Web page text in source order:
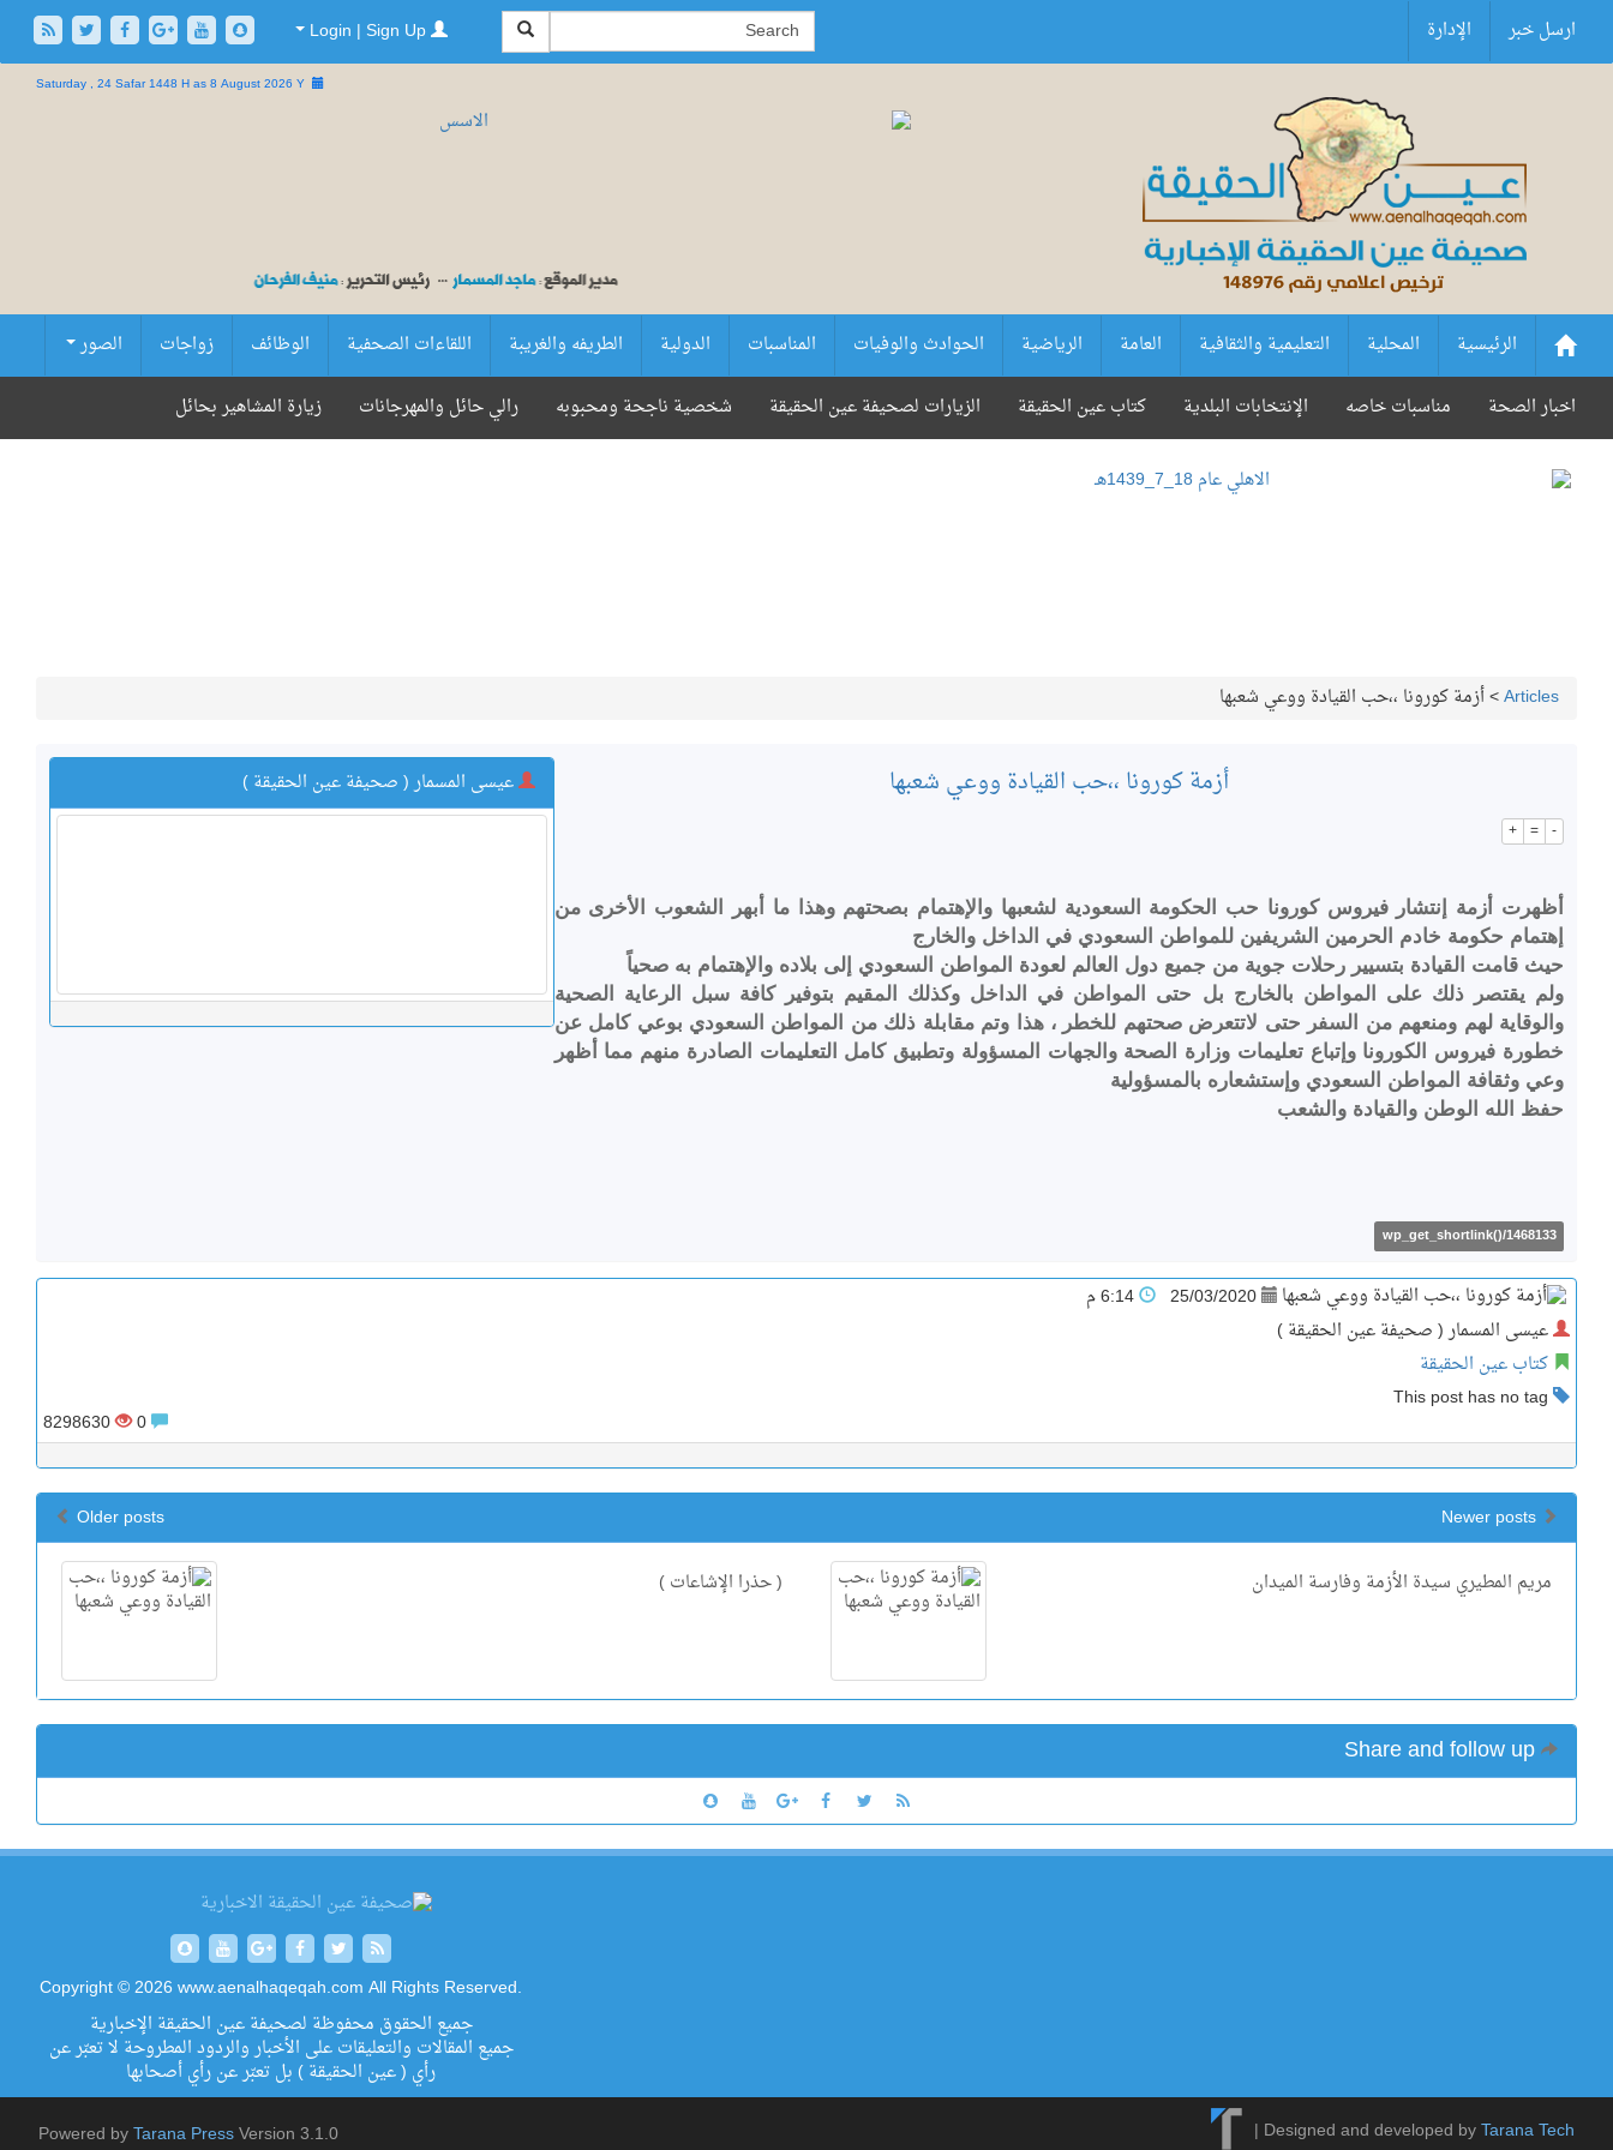
ارسل خبر الإدارة
Saturday , 24 Safar 1448 H as8 August 2026 Y
الرئيسية المحلية التعليمية والثقافية العامة الرياضية الحوادث والوفيات المناسبات الدولية الطريفه والغريبة اللقاءات الصحفية الوظائف زواجات
الصور
زيارة المشاهير بحائل
رالي حائل والمهرجانات شخصية ناجحة ومحبوبه الزيارات لصحيفة عين الحقيقة كتاب عين الحقيقة الإنتخابات البلدية مناسبات خاصه اخبار الصحة
Articles
>أزمة كورونا ،،حب القيادة ووعي شعبها
عيسى المسمار ( صحيفة عين الحقيقة ) أزمة كورونا ،،حب القيادة ووعي شعبها
+ = -
أظهرت أزمة إنتشار فيروس كورونا حب الحكومة السعودية لشعبها والإهتمام بصحتهم وهذا ما أبهر الشعوب الأخرى من
إهتمام حكومة خادم الحرمين الشريفين للمواطن السعودي في الداخل والخارج
حيث قامت القيادة بتسيير رحلات جوية من جميع دول العالم لعودة المواطن السعودي إلى بلاده والإهتمام به صحياً
ولم يقتصر ذلك على المواطن بالخارج بل حتى المواطن في الداخل وكذلك المقيم بتوفير كافة سبل الرعاية الصحية
والوقاية لهم ومنعهم من السفر حتى لاتتعرض صحتهم للخطر ، هذا وتم مقابلة ذلك من المواطن السعودي بوعي كامل عن
خطورة فيروس الكورونا وإتباع تعليمات وزارة الصحة والجهات المسؤولة وتطبيق كامل التعليمات الصادرة منهم مما أظهر
وعي وثقافة المواطن السعودي وإستشعاره بالمسؤولية
حفظ الله الوطن والقيادة والشعب
wp_get_shortlink()/1468133
25/03/2020
عيسى المسمار ( صحيفة عين الحقيقة )
كتاب عين الحقيقة
8298630
Older posts
( حذرا الإشاعات )
مريم المطيري سيدة الأزمة وفارسة الميدان
Copyright © 2026 www.aenalhaqeqah.com All Rights Reserved.
جميع الحقوق محفوظة لصحيفة عين الحقيقة الإخبارية
جميع المقالات والتعليقات على الأخبار والردود المطروحة لا تعبّر عن
رأي ( عين الحقيقة ) بل تعبّر عن رأي أصحابها
Powered byTarana PressVersion 3.1.0 Designed and developed byTarana Tech
|